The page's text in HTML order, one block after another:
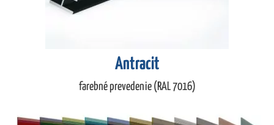
Antracit
farebné prevedenie (RAL 7016)